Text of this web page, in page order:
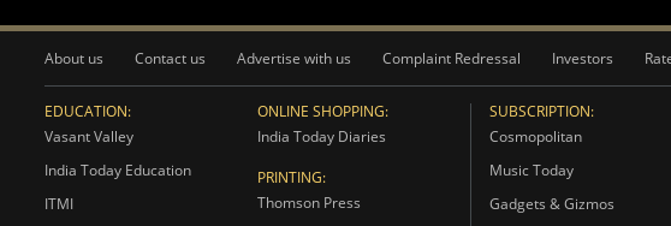
About us Contact us Advertise with us Complaint Redressal Investors
EDUCATION:
Vasant Valley
India Today Education
ITMI
ONLINE SHOPPING:
India Today Diaries
PRINTING:
Thomson Press
SUBSCRIPTION:
Cosmopolitan
Music Today
Gadgets & Gizmos